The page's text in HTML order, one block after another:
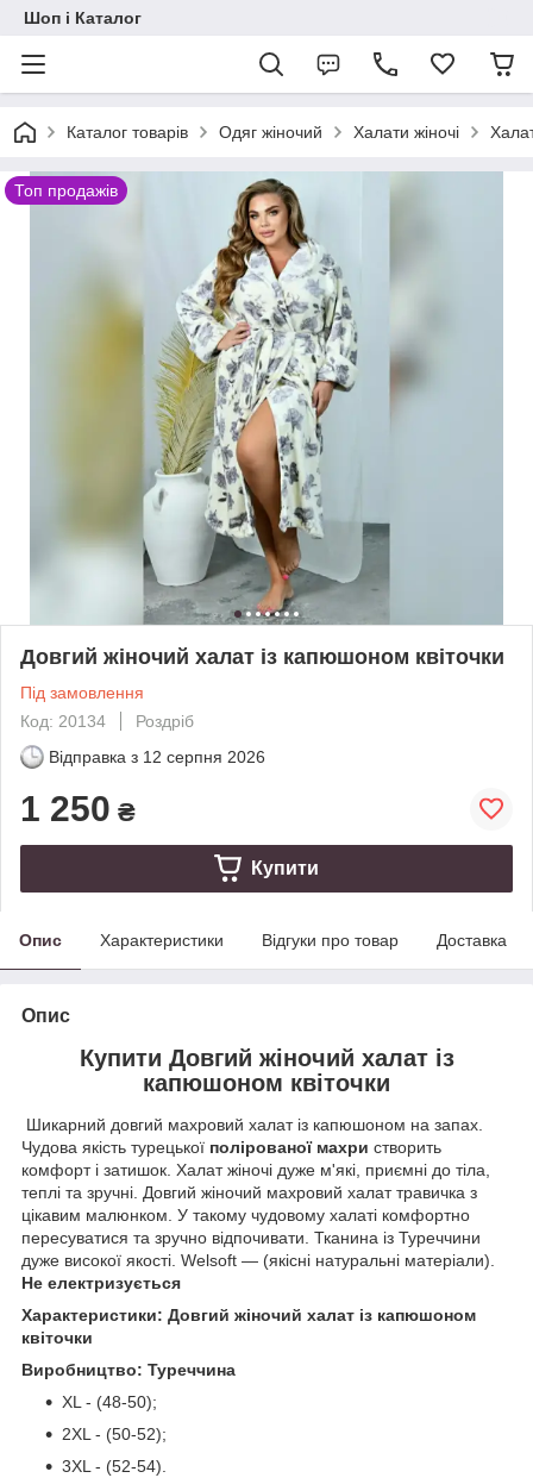
Шоп і Каталог
Каталог товарів Одяг жіночий Халати жіночі
Топ продажів
Довгий жіночий халат із капюшоном квіточки
Під замовлення
Код: 20134
Роздріб
Відправка з 12 серпня 2026
1 250 ₴
Купити
Опис Характеристики Відгуки про товар Доставка
Опис
Купити Довгий жіночий халат із
капюшоном квіточки
Шикарний довгий махровий халат із капюшоном на запах.
Чудова якість турецької полірованої махри створить
комфорт і затишок. Халат жіночі дуже м'які, приємні до тіла,
теплі та зручні. Довгий жіночий махровий халат травичка з
цікавим малюнком. У такому чудовому халаті комфортно
пересуватися та зручно відпочивати. Тканина із Туреччини
дуже високої якості. Welsoft — (якісні натуральні матеріали).
Не електризується
Характеристики: Довгий жіночий халат із капюшоном
квіточки
Виробництво: Туреччина
XL - (48-50);
2XL - (50-52);
3XL - (52-54).